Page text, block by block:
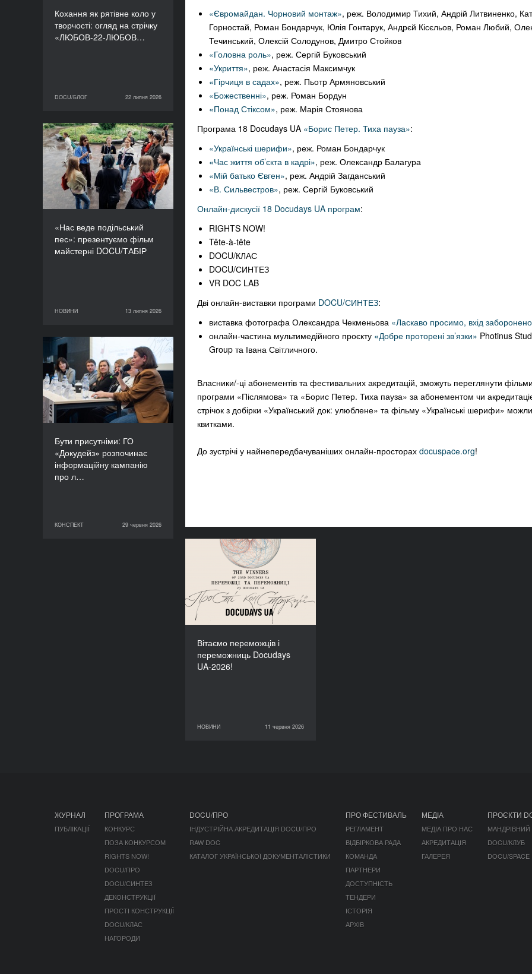
«Євромайдан. Чорновий монтаж», реж. Володимир Тихий, Андрій Литвиненко,
Горностай, Роман Бондарчук, Юлія Гонтарук, Андрєй Кісєльов, Роман Любий,
Течинський, Олексій Солодунов, Дмитро Стойков
«Головна роль», реж. Сергій Буковський
«Укриття», реж. Анастасія Максимчук
«Гірчиця в садах», реж. Пьотр Армяновський
«Божественні», реж. Роман Бордун
«Понад Стіксом», реж. Марія Стоянова
Програма 18 Docudays UA «Борис Петер. Тиха пауза»:
«Українські шерифи», реж. Роман Бондарчук
«Час життя об’єкта в кадрі», реж. Олександр Балагура
«Мій батько Євген», реж. Андрій Загданський
«В. Сильвестров», реж. Сергій Буковський
Онлайн-дискусії 18 Docudays UA програм:
RIGHTS NOW!
Tête-à-tête
DOCU/КЛАС
DOCU/СИНТЕЗ
VR DOC LAB
Дві онлайн-виставки програми DOCU/СИНТЕЗ:
виставка фотографа Олександра Чекменьова «Ласкаво просимо, вхід
онлайн-частина мультимедійного проєкту «Добре проторені зв’язки» Photinus
Group та Івана Світличного.
Власники/-ці абонементів та фестивальних акредитацій, зможуть переглянути
програми «Післямова» та «Борис Петер. Тиха пауза» за абонементом чи
стрічок з добірки «Український док: улюблене» та фільму «Українські шерифи»
квитками.
До зустрічі у найнепередбачуваніших онлайн-просторах docuspаcе.org!
Кохання як рятівне коло у
творчості: огляд на стрічку
«ЛЮБОВ-22-ЛЮБОВ…
DOCU/БЛОГ 22 липня 2026
DOCU/БЛОГ
22 липня 2026
«Нас веде подільський
пес»: презентуємо фільм
майстерні DOCU/ТАБІР
НОВИНИ 13 липня 2026
«Нас веде подільський
пес»: презентуємо фільм
майстерні DOCU/ТАБІР
НОВИНИ
13 липня 2026
Бути присутніми: ГО
«Докудейз» розпочинає
інформаційну кампанію
про л…
КОНСПЕКТ 29 червня 2026
Бути присутніми: ГО
«Докудейз» розпочинає
інформаційну кампанію
про людей в окупації
КОНСПЕКТ
29 червня 2026
Вітаємо переможців і
переможниць Docudays
UA-2026!
НОВИНИ 11 червня 2026
Вітаємо переможців і
переможниць Docudays
UA-2026!
НОВИНИ
11 червня 2026
ЖУРНАЛ
ПУБЛІКАЦІЇ
ПРОГРАМА
КОНКУРС
ПОЗА КОНКУРСОМ
RIGHTS NOW!
DOCU/ПРО
DOCU/СИНТЕЗ
ДЕКОНСТРУКЦІЇ
ПРОСТІ КОНСТРУКЦІЇ
DOCU/КЛАС
НАГОРОДИ
DOCU/ПРО
ІНДУСТРІЙНА АКРЕДИТАЦІЯ DOCU/ПРО
RAW DOC
КАТАЛОГ УКРАЇНСЬКОЇ ДОКУМЕНТАЛІСТИКИ
ПРО ФЕСТИВАЛЬ
РЕГЛАМЕНТ
ВІДБІРКОВА РАДА
КОМАНДА
ПАРТНЕРИ
ДОСТУПНІСТЬ
ТЕНДЕРИ
ІСТОРІЯ
АРХІВ
МЕДІА
МЕДІА ПРО НАС
АКРЕДИТАЦІЯ
ГАЛЕРЕЯ
ПРОЄКТИ
DOCU/КЛУБ
DOCU/SPACE